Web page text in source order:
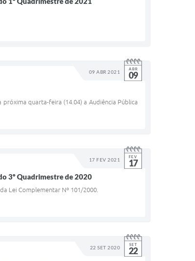
09 ABR 2021 ABR
09
quarta-feira (14.04) a Audiência Pública
17 FEV 2021 FEV
17
3º Quadrimestre de 2020
Lei Complementar Nº 101/2000.
22 SET 2020 SET
22